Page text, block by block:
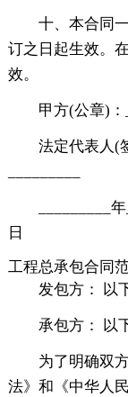
十、本合同
订之日起生效。
效。
甲方(公章)：
法定代表人(
_________
日
工程总承包合同
发包方： 以
承包方： 以
为了明确双
法》和《中华人